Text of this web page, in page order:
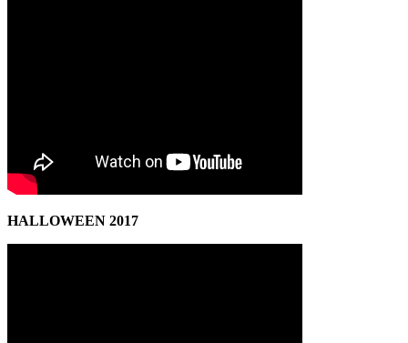
HALLOWEEN 2017